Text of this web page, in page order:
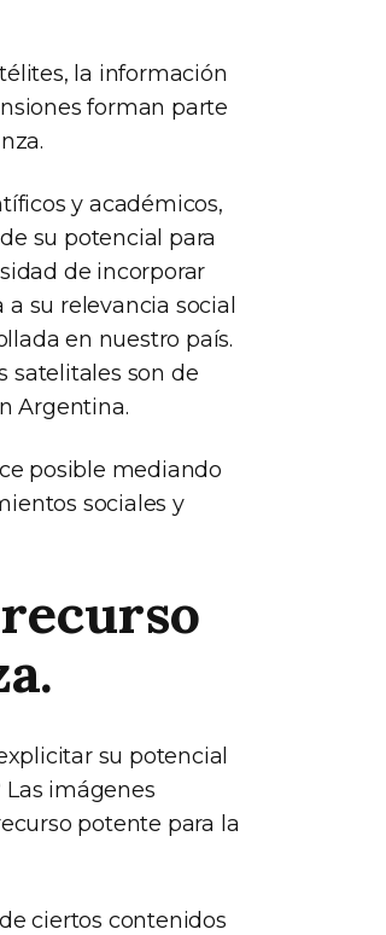
la información
forman parte
y académicos,
su potencial para
de incorporar
su relevancia social
en nuestro país.
satelitales son de
Argentina.
posible mediando
sociales y
su potencial
imágenes
potente para la
ciertos contenidos